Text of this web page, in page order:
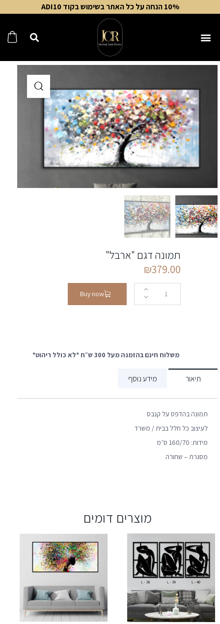
10% הנחה על כל האתר בשימוש בקוד ADI10
תמונה דגם "ארבל"
₪379.00
Buy now
משלוח חינם בהזמנה מעל 300 ש״ח *לא כולל ריהוט*
תיאור מידע נוסף
תמונה בהדפס על קנבס
לעיצוב כל חלל בבית / משרד
מידות: 160/70 ס״מ
מסגרת – שחורה
מוצרים דומים